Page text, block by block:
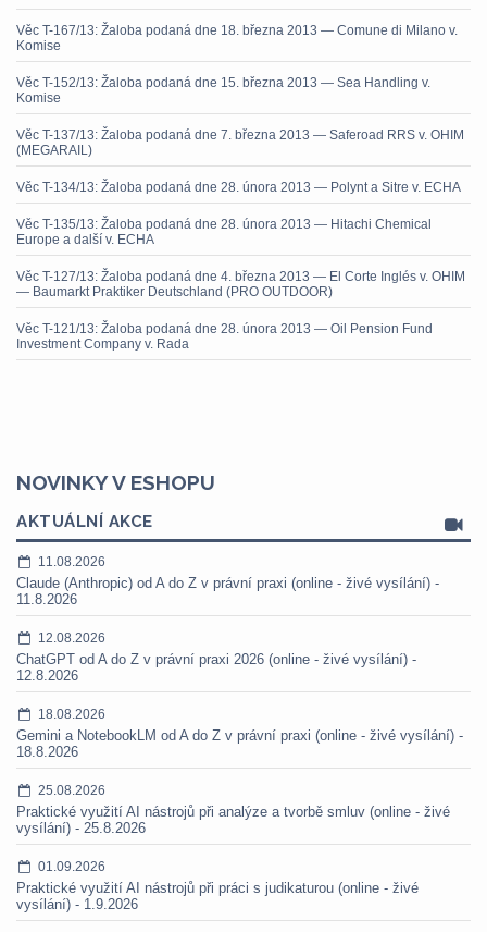
Věc T-167/13: Žaloba podaná dne 18. března 2013 — Comune di Milano v.
Komise
Věc T-152/13: Žaloba podaná dne 15. března 2013 — Sea Handling v.
Komise
Věc T-137/13: Žaloba podaná dne 7. března 2013 — Saferoad RRS v. OHIM
(MEGARAIL)
Věc T-134/13: Žaloba podaná dne 28. února 2013 — Polynt a Sitre v. ECHA
Věc T-135/13: Žaloba podaná dne 28. února 2013 — Hitachi Chemical
Europe a další v. ECHA
Věc T-127/13: Žaloba podaná dne 4. března 2013 — El Corte Inglés v. OHIM
— Baumarkt Praktiker Deutschland (PRO OUTDOOR)
Věc T-121/13: Žaloba podaná dne 28. února 2013 — Oil Pension Fund
Investment Company v. Rada
NOVINKY V ESHOPU
AKTUÁLNÍ AKCE
11.08.2026
Claude (Anthropic) od A do Z v právní praxi (online - živé vysílání) -
11.8.2026
12.08.2026
ChatGPT od A do Z v právní praxi 2026 (online - živé vysílání) -
12.8.2026
18.08.2026
Gemini a NotebookLM od A do Z v právní praxi (online - živé vysílání) -
18.8.2026
25.08.2026
Praktické využití AI nástrojů při analýze a tvorbě smluv (online - živé
vysílání) - 25.8.2026
01.09.2026
Praktické využití AI nástrojů při práci s judikaturou (online - živé
vysílání) - 1.9.2026